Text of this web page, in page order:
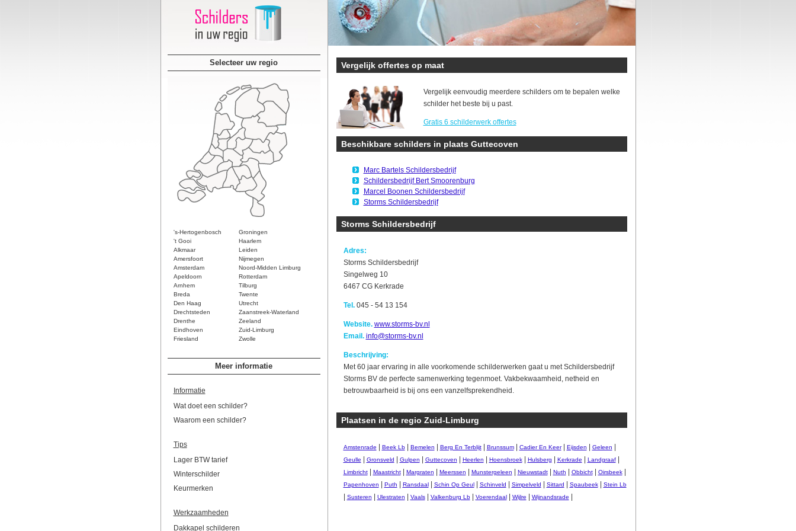
Selecteer uw regio
's-Hertogenbosch
Groningen
't Gooi
Haarlem
Alkmaar
Leiden
Amersfoort
Nijmegen
Amsterdam
Noord-Midden Limburg
Apeldoorn
Rotterdam
Arnhem
Tilburg
Breda
Twente
Den Haag
Utrecht
Drechtsteden
Zaanstreek-Waterland
Drenthe
Zeeland
Eindhoven
Zuid-Limburg
Friesland
Zwolle
Meer informatie
Informatie
Wat doet een schilder?
Waarom een schilder?
Tips
Lager BTW tarief
Winterschilder
Keurmerken
Werkzaamheden
Dakkapel schilderen
Vergelijk offertes op maat
Vergelijk eenvoudig meerdere schilders om te bepalen welke
schilder het beste bij u past.
Gratis 6 schilderwerk offertes
Beschikbare schilders in plaats Guttecoven
Marc Bartels Schildersbedrijf
Schildersbedrijf Bert Smoorenburg
Marcel Boonen Schildersbedrijf
Storms Schildersbedrijf
Storms Schildersbedrijf
Adres:
Storms Schildersbedrijf
Singelweg 10
6467 CG Kerkrade
Tel.045 - 54 13 154
Website. www.storms-bv.nl
Email. info@storms-bv.nl
Beschrijving:
Met 60 jaar ervaring in alle voorkomende schilderwerken gaat u met Schildersbedrijf
Storms BV de perfecte samenwerking tegenmoet. Vakbekwaamheid, netheid en
betrouwbaarheid is bij ons een vanzelfsprekendheid.
Plaatsen in de regio Zuid-Limburg
Amstenrade Beek Lb| Bemelen Berg En Terblijt| Brunssum| Cadier En Keer| Eijsden Geleen
Geulle Gronsveld Gulpen Guttecoven Heerlen Hoensbroek| Hulsberg Kerkrade Landgraaf|
Limbricht| Maastricht| Margraten Meerssen Munstergeleen Nieuwstadt| Nuth Obbicht| Oirsbeek|
Papenhoven Puth Ransdaal| Schin Op Geul| Schinveld Simpelveld Sittard Spaubeek| Stein Lb
Susteren Ulestraten Vaals| Valkenburg Lb| Voerendaal| Wijlre Wijnandsrade